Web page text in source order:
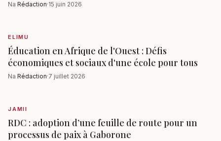
Na Rédaction·15 juin 2026
ELIMU
Éducation en Afrique de l'Ouest : Défis
économiques et sociaux d'une école pour tous
Na Rédaction·7 juillet 2026
JAMII
RDC : adoption d’une feuille de route pour un
processus de paix à Gaborone